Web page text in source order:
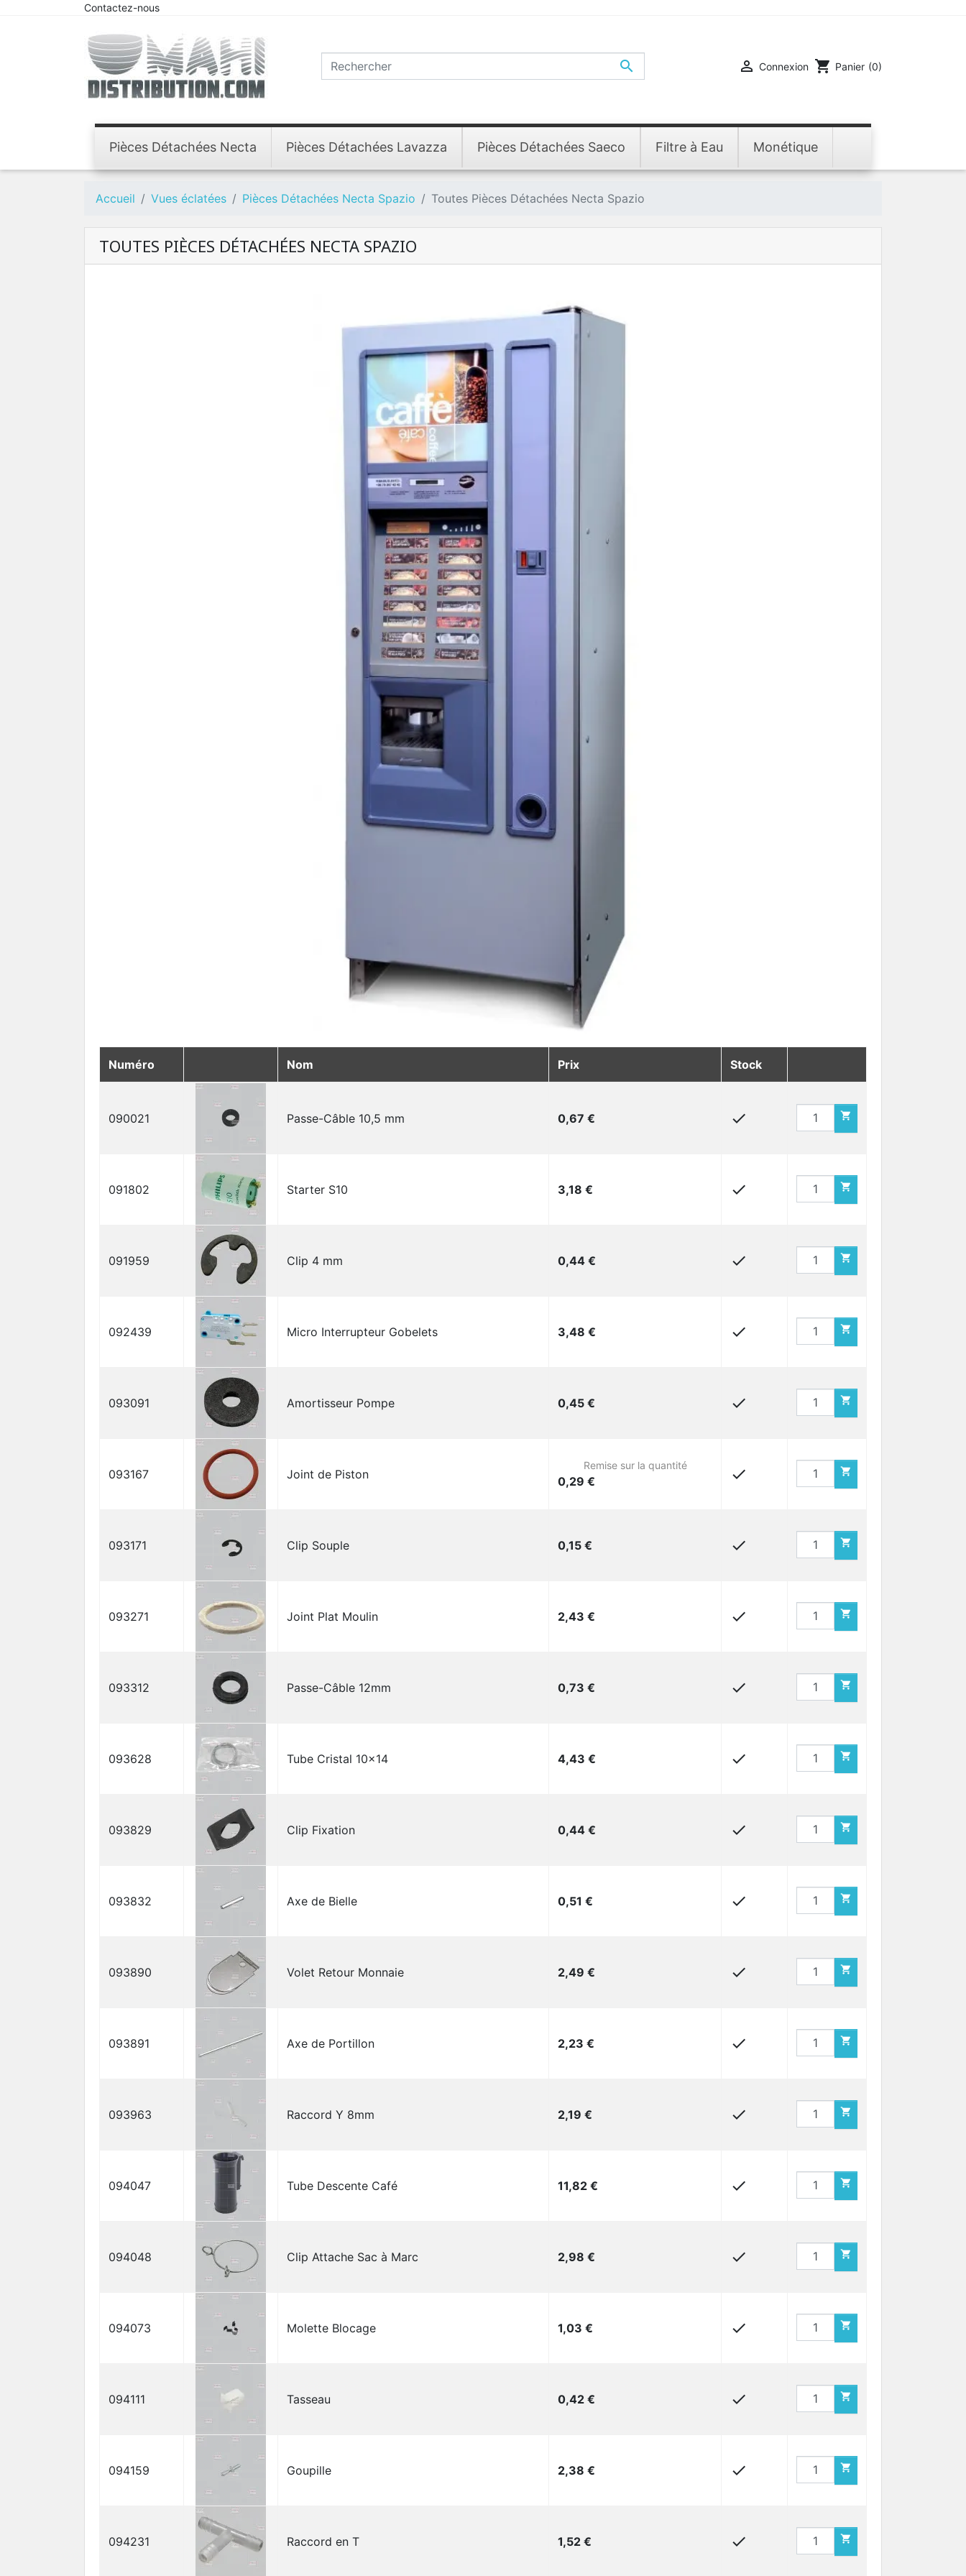
Contactez-nous
  Connexion shopping_cart Panier (0)
Pièces Détachées Necta Pièces Détachées Lavazza Pièces Détachées Saeco Filtre à Eau Monétique
Accueil Vues éclatées Pièces Détachées Necta Spazio Toutes Pièces Détachées Necta Spazio
TOUTES PIÈCES DÉTACHÉES NECTA SPAZIO
Numéro Nom Prix Stock
090021 Passe-Câble 10,5 mm Prix
0,67 €  
091802 Starter S10 Prix
3,18 €  
091959 Clip 4 mm Prix
0,44 €  
092439 Micro Interrupteur Gobelets Prix
3,48 €  
093091 Amortisseur Pompe Prix
0,45 €  
093167 Joint de Piston
Remise sur la quantité
Prix
0,29 €  
093171 Clip Souple Prix
0,15 €  
093271 Joint Plat Moulin Prix
2,43 €  
093312 Passe-Câble 12mm Prix
0,73 €  
093628 Tube Cristal 10x14 Prix
4,43 €  
093829 Clip Fixation Prix
0,44 €  
093832 Axe de Bielle Prix
0,51 €  
093890 Volet Retour Monnaie Prix
2,49 €  
093891 Axe de Portillon Prix
2,23 €  
093963 Raccord Y 8mm Prix
2,19 €  
094047 Tube Descente Café Prix
11,82 €  
094048 Clip Attache Sac à Marc Prix
2,98 €  
094073 Molette Blocage Prix
1,03 €  
094111 Tasseau Prix
0,42 €  
094159 Goupille Prix
2,38 €  
094231 Raccord en T Prix
1,52 €  